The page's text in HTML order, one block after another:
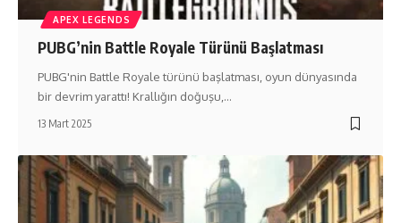
APEX LEGENDS
PUBG’nin Battle Royale Türünü Başlatması
PUBG'nin Battle Royale türünü başlatması, oyun dünyasında
bir devrim yarattı! Krallığın doğuşu,…
13 Mart 2025